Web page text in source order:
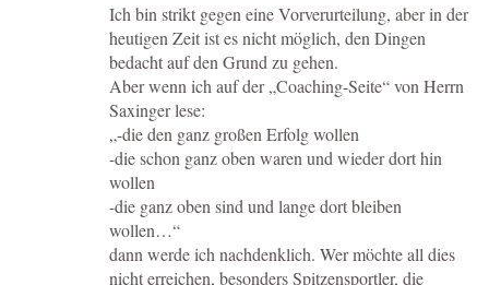
Ich bin strikt gegen eine Vorverurteilung, aber in der
heutigen Zeit ist es nicht möglich, den Dingen
bedacht auf den Grund zu gehen.
Aber wenn ich auf der „Coaching-Seite“ von Herrn
Saxinger lese:
„-die den ganz großen Erfolg wollen
-die schon ganz oben waren und wieder dort hin
wollen
-die ganz oben sind und lange dort bleiben
wollen…“
dann werde ich nachdenklich. Wer möchte all dies
nicht erreichen, besonders Spitzensportler, die